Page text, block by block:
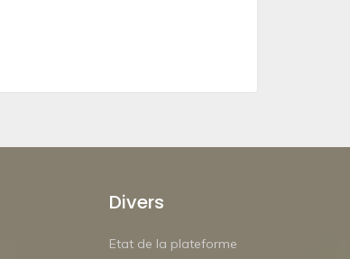
Divers
Etat de la plateforme